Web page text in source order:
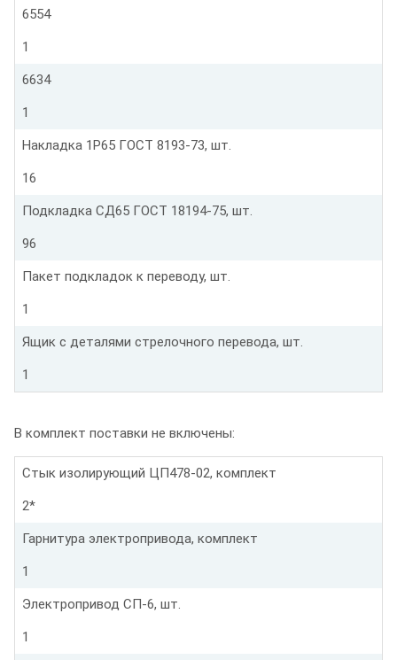
6554
1
6634
1
Накладка 1Р65 ГОСТ 8193-73, шт.
16
Подкладка СД65 ГОСТ 18194-75, шт.
96
Пакет подкладок к переводу, шт.
1
Ящик с деталями стрелочного перевода, шт.
1
В комплект поставки не включены:
Стык изолирующий ЦП478-02, комплект
2*
Гарнитура электропривода, комплект
1
Электропривод СП-6, шт.
1